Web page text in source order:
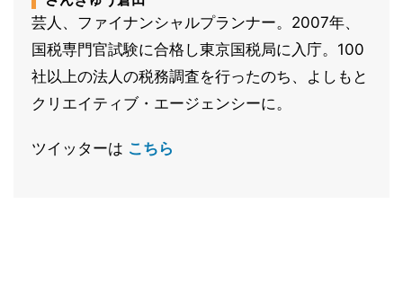
芸人、ファイナンシャルプランナー。2007年、
国税専門官試験に合格し東京国税局に入庁。100
社以上の法人の税務調査を行ったのち、よしもと
クリエイティブ・エージェンシーに。
ツイッターは こちら